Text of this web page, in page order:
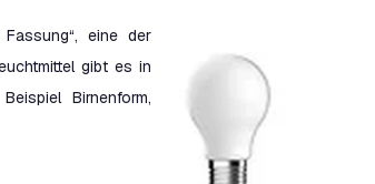
eine der
gibt es in
Birnenform,